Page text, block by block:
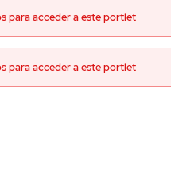
para acceder a este portlet
para acceder a este portlet